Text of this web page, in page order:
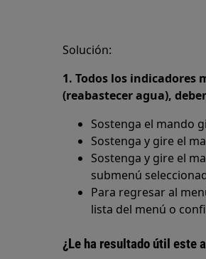
Solución:
1. Todos los
(reabastecer agua),
Sostenga el mando
Sostenga y gire el
Sostenga y gire el
submenú
Para regresar al
lista del menú o
¿Le ha resultado útil este